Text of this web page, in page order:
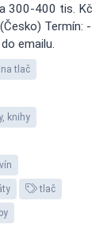
300-400 tis. Kč
Termín: -
emailu.
tlač
knihy
tlač